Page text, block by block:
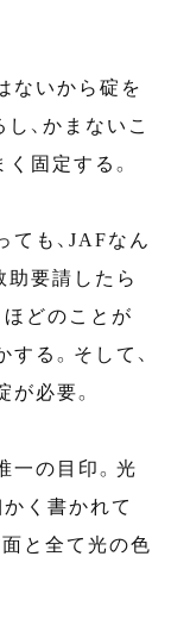
ないから碇を
、かまないこ
固定する。
ても、JAFなん
助要請したら
ほどのことが
る。そして、
必要。
一の目印。光
く書かれて
面と全て光の色